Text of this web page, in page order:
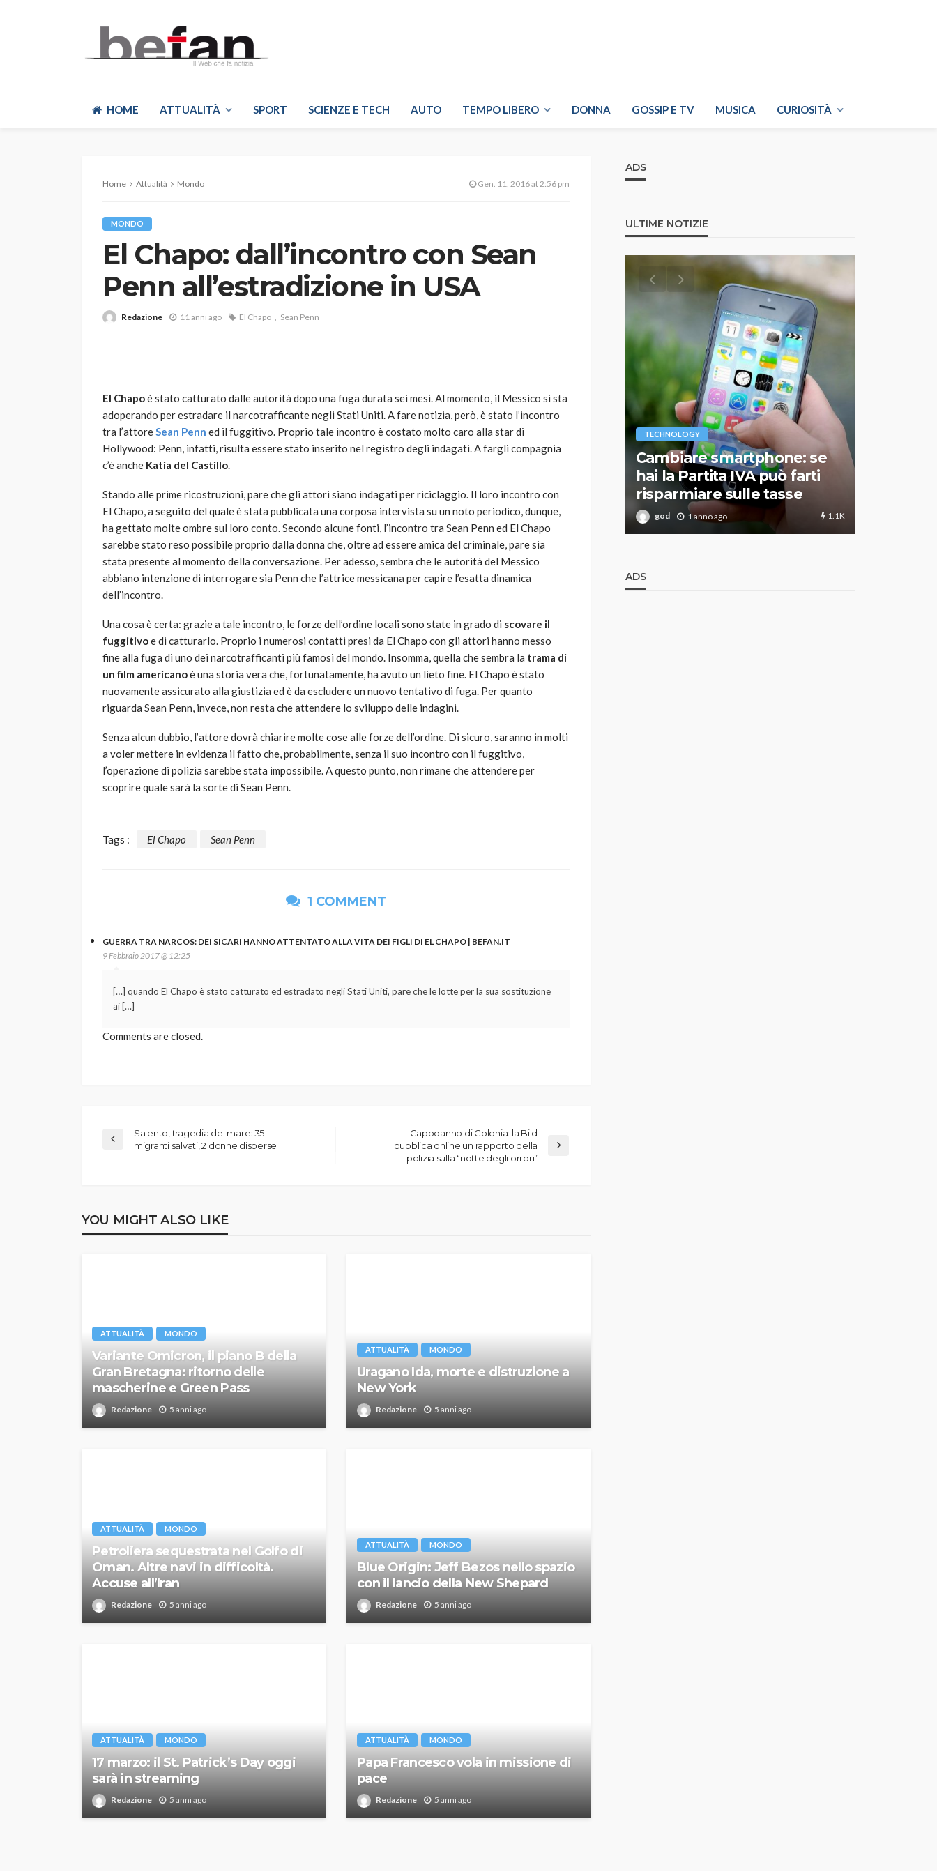
HOME ATTUALITÀ SPORT SCIENZE E TECH AUTO TEMPO LIBERO DONNA GOSSIP E TV MUSICA CURIOSITÀ
Home Attualità Mondo Gen. 11, 2016 at 2:56 pm
MONDO
El Chapo: dall’incontro con Sean
Penn all’estradizione in USA
Redazione 11 anni ago El Chapo Sean Penn
El Chapoè stato catturato dalle autorità dopo una fuga durata sei mesi. Al momento, il Messico si sta
adoperando per estradare il narcotrafficante negli Stati Uniti. A fare notizia, però, è stato l’incontro
tra l’attoreSean Penn ed il fuggitivo. Proprio tale incontro è costato molto caro alla star di
Hollywood: Penn, infatti, risulta essere stato inserito nel registro degli indagati. A fargli compagnia
c’è anche Katia del Castillo.
Stando alle prime ricostruzioni, pare che gli attori siano indagati per riciclaggio. Il loro incontro con
El Chapo, a seguito del quale è stata pubblicata una corposa intervista su un noto periodico, dunque,
ha gettato molte ombre sul loro conto. Secondo alcune fonti, l’incontro tra Sean Penn ed El Chapo
sarebbe stato reso possibile proprio dalla donna che, oltre ad essere amica del criminale, pare sia
stata presente al momento della conversazione. Per adesso, sembra che le autorità del Messico
abbiano intenzione di interrogare sia Penn che l’attrice messicana per capire l’esatta dinamica
dell’incontro.
Una cosa è certa: grazie a tale incontro, le forze dell’ordine locali sono state in grado di scovare il
fuggitivoe di catturarlo. Proprio i numerosi contatti presi da El Chapo con gli attori hanno messo
fine alla fuga di uno dei narcotrafficanti più famosi del mondo. Insomma, quella che sembra la trama di
un film americanoè una storia vera che, fortunatamente, ha avuto un lieto fine. El Chapo è stato
nuovamente assicurato alla giustizia ed è da escludere un nuovo tentativo di fuga. Per quanto
riguarda Sean Penn, invece, non resta che attendere lo sviluppo delle indagini.
Senza alcun dubbio, l’attore dovrà chiarire molte cose alle forze dell’ordine. Di sicuro, saranno in molti
a voler mettere in evidenza il fatto che, probabilmente, senza il suo incontro con il fuggitivo,
l’operazione di polizia sarebbe stata impossibile. A questo punto, non rimane che attendere per
scoprire quale sarà la sorte di Sean Penn.
Tags : El Chapo Sean Penn
1 COMMENT
GUERRA TRA NARCOS: DEI SICARI HANNO ATTENTATO ALLA VITA DEI FIGLI DI EL CHAPO | BEFAN.IT
9 Febbraio 2017 @ 12:25
[…] quando El Chapo è stato catturato ed estradato negli Stati Uniti, pare che le lotte per la sua sostituzione
ai […]
Comments are closed.
Salento, tragedia del mare: 35
migranti salvati, 2 donne disperse
Capodanno di Colonia: la Bild
pubblica online un rapporto della
polizia sulla “notte degli orrori”
YOU MIGHT ALSO LIKE
ATTUALITÀ MONDO
Variante Omicron, il piano B della
Gran Bretagna: ritorno delle
mascherine e Green Pass
Redazione 5 anni ago
ATTUALITÀ MONDO
Uragano Ida, morte e distruzione a
New York
Redazione 5 anni ago
ATTUALITÀ MONDO
Petroliera sequestrata nel Golfo di
Oman. Altre navi in difficoltà.
Accuse all’Iran
Redazione 5 anni ago
ATTUALITÀ MONDO
Blue Origin: Jeff Bezos nello spazio
con il lancio della New Shepard
Redazione 5 anni ago
ATTUALITÀ MONDO
17 marzo: il St. Patrick’s Day oggi
sarà in streaming
Redazione 5 anni ago
ATTUALITÀ MONDO
Papa Francesco vola in missione di
pace
Redazione 5 anni ago
ADS
ULTIME NOTIZIE
VARIE
scegliere per il tuo prato
god 1 anno ago 786
AUTO SPORT
MG alle Final 8 di Coppa
Davis: tennis mondiale e
passione per
abbracciano la stessa causa
god 9 mesi ago
TECHNOLOGY
Cambiare smartphone: se
hai la Partita IVA può farti
risparmiare sulle tasse
god 1 anno ago 1.1K
ADS